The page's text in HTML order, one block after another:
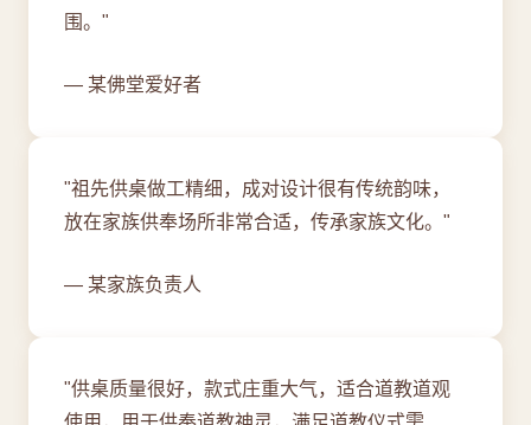
围。"
— 某佛堂爱好者
"祖先供桌做工精细，成对设计很有传统韵味，
放在家族供奉场所非常合适，传承家族文化。"
— 某家族负责人
"供桌质量很好，款式庄重大气，适合道教道观